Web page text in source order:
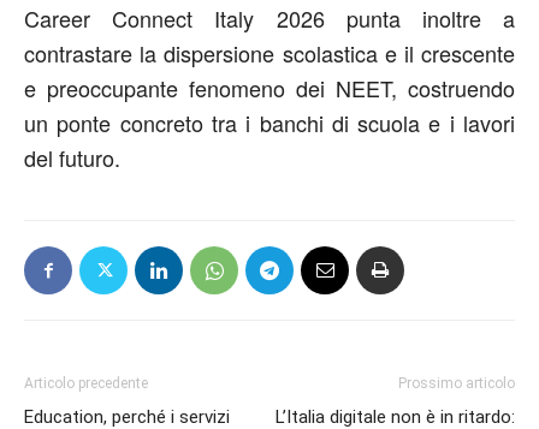
Career Connect Italy 2026 punta inoltre a
contrastare la dispersione scolasticae il crescente
e preoccupante fenomeno dei NEET, costruendo
un ponte concreto tra i banchi di scuola e i lavori
del futuro.
Articolo precedente
Education, perché i servizi
Prossimo articolo
L’Italia digitale non è in ritardo: